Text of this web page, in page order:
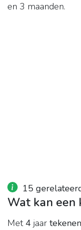
en 3 maanden.
15
Wat kan een
Met4 jaar tekenen